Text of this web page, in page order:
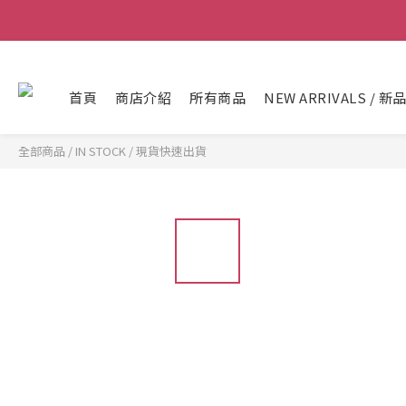
首頁 商店介紹 所有商品 NEW ARRIVALS / 新品
全部商品 / IN STOCK / 現貨快速出貨